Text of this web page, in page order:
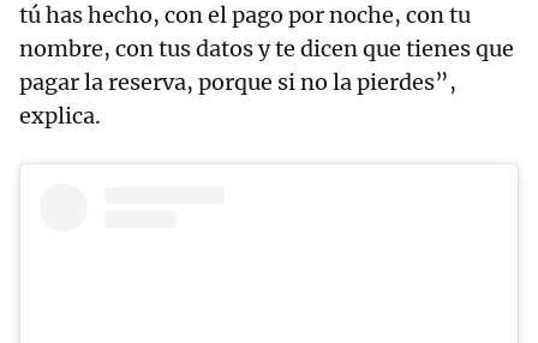
tú has hecho, con el pago por noche, con tu
nombre, con tus datos y te dicen que tienes que
pagar la reserva, porque si no la pierdes”,
explica.